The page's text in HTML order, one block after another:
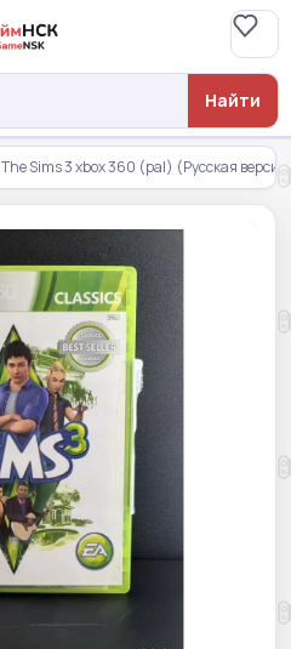
Найти
The Sims 3 xbox 360 (pal) (Русская